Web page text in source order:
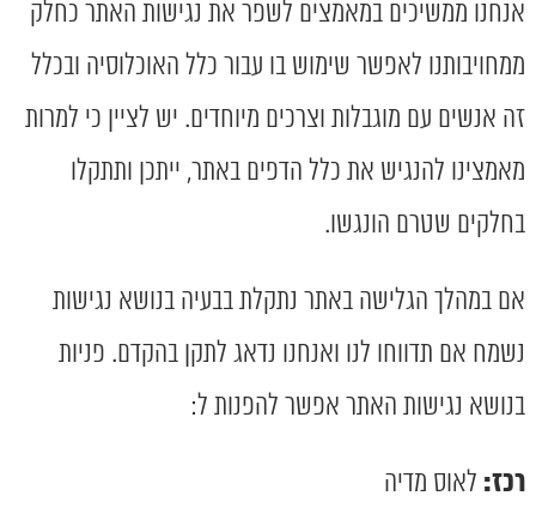
אנחנו ממשיכים במאמצים לשפר את נגישות האתר כחלק
ממחויבותנו לאפשר שימוש בו עבור כלל האוכלוסיה ובכלל
זה אנשים עם מוגבלות וצרכים מיוחדים. יש לציין כי למרות
מאמצינו להנגיש את כלל הדפים באתר, ייתכן ותתקלו
בחלקים שטרם הונגשו.
אם במהלך הגלישה באתר נתקלת בבעיה בנושא נגישות
נשמח אם תדווחו לנו ואנחנו נדאג לתקן בהקדם. פניות
בנושא נגישות האתר אפשר להפנות ל:
רכז: לאוס מדיה